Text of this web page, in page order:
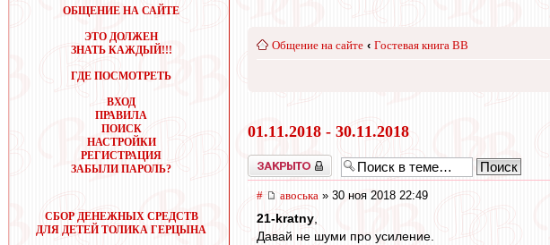
ОБЩЕНИЕ НА САЙТЕ
ЭТО ДОЛЖЕН
ЗНАТЬ КАЖДЫЙ!!!
ГДЕ ПОСМОТРЕТЬ
ВХОД
ПРАВИЛА
ПОИСК
НАСТРОЙКИ
РЕГИСТРАЦИЯ
ЗАБЫЛИ ПАРОЛЬ?
СБОР ДЕНЕЖНЫХ СРЕДСТВ
ДЛЯ ДЕТЕЙ ТОЛИКА ГЕРЦЫНА
Общение на сайте ‹ Гостевая книга ВВ
01.11.2018 - 30.11.2018
Закрыто
# авоська » 30 ноя 2018 22:49
21-kratny,
Давай не шуми про усиление.